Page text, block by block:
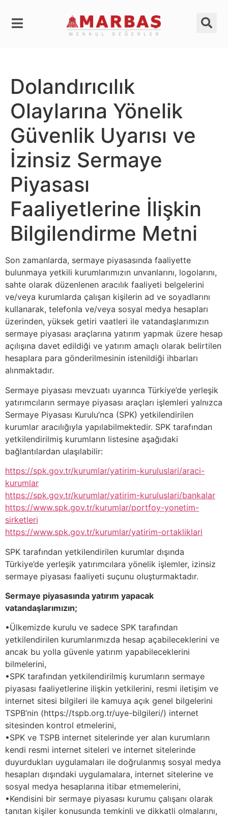
Dolandırıcılık
Olaylarına Yönelik
Güvenlik Uyarısı ve
İzinsiz Sermaye
Piyasası
Faaliyetlerine İlişkin
Bilgilendirme Metni
Son zamanlarda, sermaye piyasasında faaliyette
bulunmaya yetkili kurumlarımızın unvanlarını, logolarını,
sahte olarak düzenlenen aracılık faaliyeti belgelerini
ve/veya kurumlarda çalışan kişilerin ad ve soyadlarını
kullanarak, telefonla ve/veya sosyal medya hesapları
üzerinden, yüksek getiri vaatleri ile vatandaşlarımızın
sermaye piyasası araçlarına yatırım yapmak üzere hesap
açılışına davet edildiği ve yatırım amaçlı olarak belirtilen
hesaplara para gönderilmesinin istenildiği ihbarları
alınmaktadır.
Sermaye piyasası mevzuatı uyarınca Türkiye’de yerleşik
yatırımcıların sermaye piyasası araçları işlemleri yalnızca
Sermaye Piyasası Kurulu’nca (SPK) yetkilendirilen
kurumlar aracılığıyla yapılabilmektedir. SPK tarafından
yetkilendirilmiş kurumların listesine aşağıdaki
bağlantılardan ulaşılabilir:
https://spk.gov.tr/kurumlar/yatirim-kuruluslari/araci-
kurumlar
https://spk.gov.tr/kurumlar/yatirim-kuruluslari/bankalar
https://www.spk.gov.tr/kurumlar/portfoy-yonetim-
sirketleri
https://www.spk.gov.tr/kurumlar/yatirim-ortakliklari
SPK tarafından yetkilendirilen kurumlar dışında
Türkiye’de yerleşik yatırımcılara yönelik işlemler, izinsiz
sermaye piyasası faaliyeti suçunu oluşturmaktadır.
Sermaye piyasasında yatırım yapacak
vatandaşlarımızın;
•Ülkemizde kurulu ve sadece SPK tarafından
yetkilendirilen kurumlarımızda hesap açabileceklerini ve
ancak bu yolla güvenle yatırım yapabileceklerini
bilmelerini,
•SPK tarafından yetkilendirilmiş kurumların sermaye
piyasası faaliyetlerine ilişkin yetkilerini, resmi iletişim ve
internet sitesi bilgileri ile kamuya açık genel bilgelerini
TSPB’nin (https://tspb.org.tr/uye-bilgileri/) internet
sitesinden kontrol etmelerini,
•SPK ve TSPB internet sitelerinde yer alan kurumların
kendi resmi internet siteleri ve internet sitelerinde
duyurdukları uygulamaları ile doğrulanmış sosyal medya
hesapları dışındaki uygulamalara, internet sitelerine ve
sosyal medya hesaplarına itibar etmemelerini,
•Kendisini bir sermaye piyasası kurumu çalışanı olarak
tanıtan kişiler konusunda temkinli ve dikkatli olmalarını,